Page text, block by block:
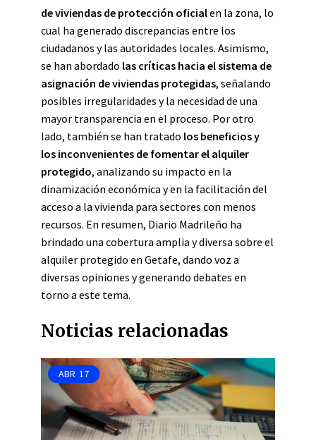
de viviendas de protección oficialen la zona, lo
cual ha generado discrepancias entre los
ciudadanos y las autoridades locales. Asimismo,
se han abordado las críticas hacia el sistema de
asignación de viviendas protegidas, señalando
posibles irregularidades y la necesidad de una
mayor transparencia en el proceso. Por otro
lado, también se han tratado los beneficios y
los inconvenientes de fomentar el alquiler
protegido, analizando su impacto en la
dinamización económica y en la facilitación del
acceso a la vivienda para sectores con menos
recursos. En resumen, Diario Madrileño ha
brindado una cobertura amplia y diversa sobre el
alquiler protegido en Getafe, dando voz a
diversas opiniones y generando debates en
torno a este tema.
Noticias relacionadas
ABR 17